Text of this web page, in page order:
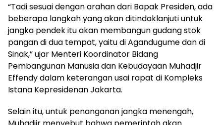
“Tadi sesuai dengan arahan dari Bapak Presiden, ada
beberapa langkah yang akan ditindaklanjuti untuk
jangka pendek itu akan membangun gudang stok
pangan di dua tempat, yaitu di Agandugume dan di
Sinak,” ujar Menteri Koordinator Bidang
Pembangunan Manusia dan Kebudayaan Muhadjir
Effendy dalam keterangan usai rapat di Kompleks
Istana Kepresidenan Jakarta.
Selain itu, untuk penanganan jangka menengah,